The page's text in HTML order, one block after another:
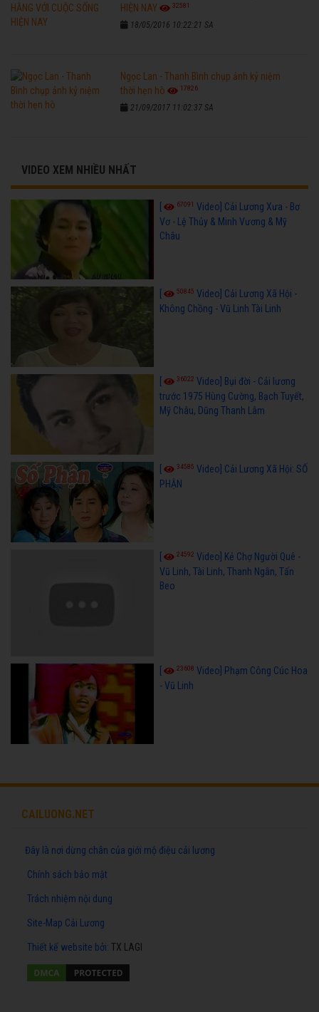
HIỆN NAY
32581
18/05/2016 10:22:21 SA
Ngọc Lan - Thanh Bình chụp ảnh kỷ niệm
thời hẹn hò
17826
21/09/2017 11:02:37 SA
VIDEO XEM NHIỀU NHẤT
[ 67091 Video] Cải Lương Xưa - Bơ
Vơ - Lệ Thủy & Minh Vương & Mỹ
Châu
50845 Video] Cải Lương Xã Hội -
Không Chồng - Vũ Linh Tài Linh
36022 Video] Bụi đời - Cải lương
trước 1975 Hùng Cường, Bạch Tuyết,
Mỹ Châu, Dũng Thanh Lâm
34585 Video] Cải Lương Xã Hội: SỐ
PHẬN
24592 Video] Kẻ Chợ Người Quê -
Vũ Linh, Tài Linh, Thanh Ngân, Tấn
Beo
23608 Video] Phạm Công Cúc Hoa
- Vũ Linh
CAILUONG.NET
Đây là nơi dừng chân của giới mộ điệu cải lương
Chính sách bảo mật
Trách nhiệm nội dung
Site-Map Cải Lương
Thiết kế website bởi: TX LAGI